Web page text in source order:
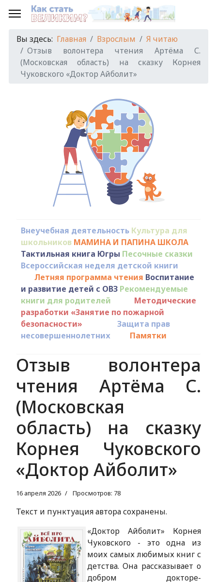
Вы здесь: Главная Взрослым
Я читаю
Отзыв волонтера чтения Артёма С.
(Московская область) на сказку Корнея
Чуковского «Доктор Айболит»
Внеучебная деятельность Культура для
школьников МАМИНА И ПАПИНА ШКОЛА
Тактильная книга Югры Песочные сказки
Всероссийская неделя детской книги
Летняя программа чтения Воспитание
и развитие детей с ОВЗ Рекомендуемые
книги для родителей
Методические
разработки «Занятие по пожарной
безопасности»
Защита прав
несовершеннолетних
Памятки
Отзыв волонтера
чтения Артёма С.
(Московская
область) на сказку
Корнея Чуковского
«Доктор Айболит»
16 апреля 2026 Просмотров: 78
Текст и пунктуация автора сохранены.
«Доктор Айболит» Корнея
Чуковского - это одна из
моих самых любимых книг с
детства. Она рассказывает о
добром докторе-